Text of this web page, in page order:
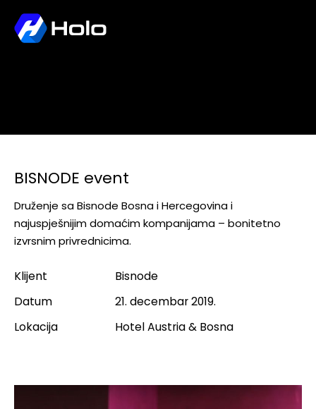
BISNODE event
Druženje sa Bisnode Bosna i Hercegovina i
najuspješnijim domaćim kompanijama – bonitetno
izvrsnim privrednicima.
Klijent
Bisnode
Datum
21. decembar 2019.
Lokacija
Hotel Austria & Bosna